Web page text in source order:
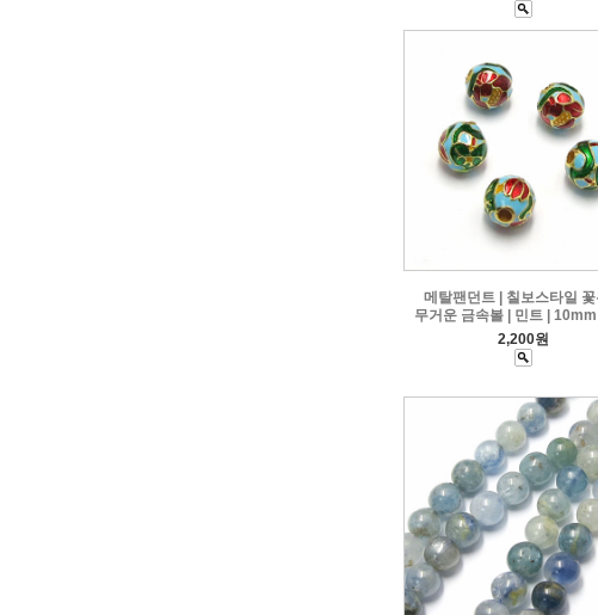
메탈팬던트 | 칠보스타일 꽃
무거운 금속볼 | 민트 |
2,200원